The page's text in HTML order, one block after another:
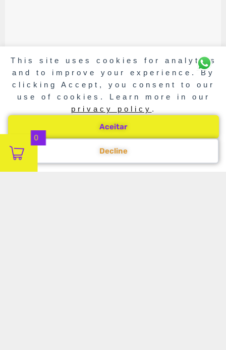
This site uses cookies for analytics
and to improve your experience. By
clicking Accept, you consent to our
use of cookies. Learn more in our
privacy policy .
Aceitar
Decline
0